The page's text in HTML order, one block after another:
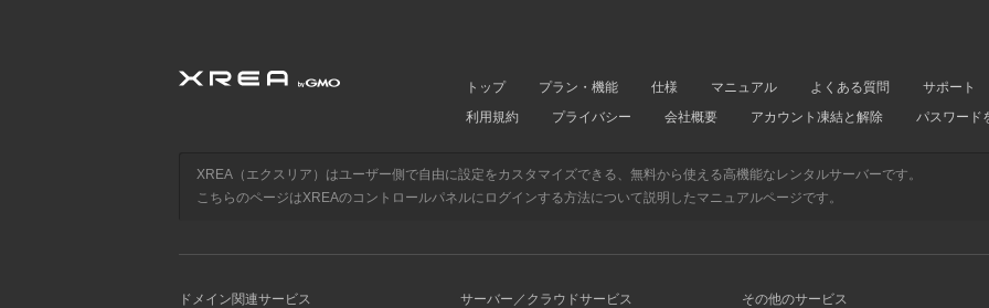
トップ プラン・機能 仕様 マニュアル よくある質問 サポート
利用規約
プライバシー 会社概要 アカウント凍結と解除 パスワード
XREA（エクスリア）はユーザー側で自由に設定をカスタマイズできる、無料から使える高機能なレンタルサーバーです。
こちらのページはXREAのコントロールパネルにログインする方法について説明したマニュアルページです。
ドメイン関連サービス サーバー／クラウドサービス その他のサービス